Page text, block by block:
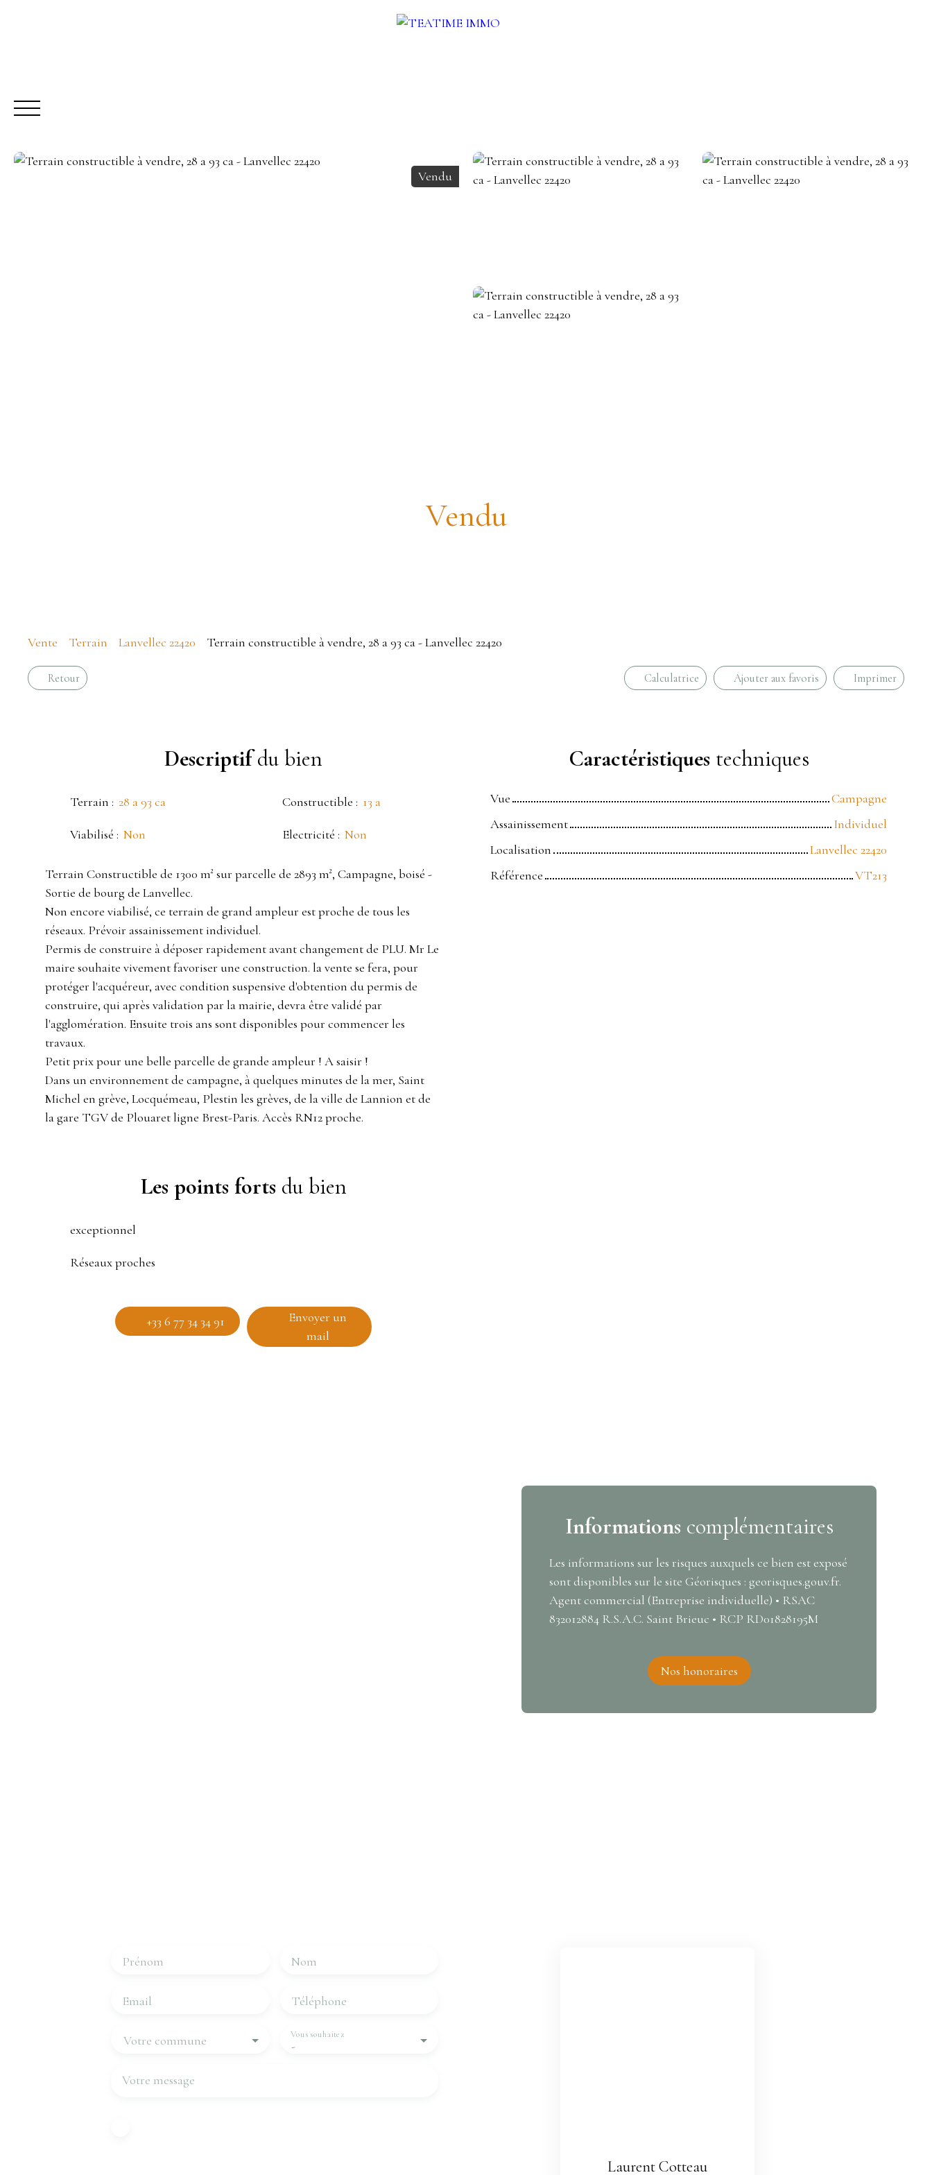
AUTRES SERVICES DEVENIR CONSEILLER IMMOBILIER
Vendu
Vendu
Vente Terrain Lanvellec 22420 Terrain constructible à vendre, 28 a 93 ca - Lanvellec 22420
Retour Calculatrice Ajouter aux favoris Imprimer
Descriptifdu bien
Terrain : 28 a 93 ca Constructible : 13 a
Viabilisé : Non Electricité : Non
Terrain Constructible de 1300 m² sur parcelle de 2893 m², Campagne, boisé -
Sortie de bourg de Lanvellec.
Non encore viabilisé, ce terrain de grand ampleur est proche de tous les
réseaux. Prévoir assainissement individuel.
Permis de construire à déposer rapidement avant changement de PLU. Mr Le
maire souhaite vivement favoriser une construction. la vente se fera, pour
protéger l'acquéreur, avec condition suspensive d'obtention du permis de
construire, qui après validation par la mairie, devra être validé par
l'agglomération. Ensuite trois ans sont disponibles pour commencer les
travaux.
Petit prix pour une belle parcelle de grande ampleur ! A saisir !
Dans un environnement de campagne, à quelques minutes de la mer, Saint
Michel en grève, Locquémeau, Plestin les grèves, de la ville de Lannion et de
la gare TGV de Plouaret ligne Brest-Paris. Accès RN12 proche.
Les points forts du bien
exceptionnel
Réseaux proches
+33 6 77 34 34 91
Envoyer un
mail
Caractéristiques techniques
Vue
Campagne
Assainissement
Individuel
Localisation
Lanvellec 22420
Référence
VT213
Informations complémentaires
Les informations sur les risques auxquels ce bien est exposé
sont disponibles sur le site Géorisques : georisques.gouv.fr.
Agent commercial (Entreprise individuelle) • RSAC
832012884 R.S.A.C. Saint Brieuc • RCP RD01828195M
Nos honoraires
Prénom Nom
Email Téléphone
Votre commune -
Vous souhaitez
Votre message
Laurent Cotteau